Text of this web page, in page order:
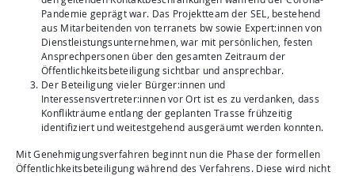
Pandemie geprägt war. Das Projektteam der SEL, bestehend
aus Mitarbeitenden von terranets bw sowie Expert:innen von
Dienstleistungsunternehmen, war mit persönlichen, festen
Ansprechpersonen über den gesamten Zeitraum der
Öffentlichkeitsbeteiligung sichtbar und ansprechbar.
Der Beteiligung vieler Bürger:innen und
Interessensvertreter:innen vor Ort ist es zu verdanken, dass
Konflikträume entlang der geplanten Trasse frühzeitig
identifiziert und weitestgehend ausgeräumt werden konnten.
Mit Genehmigungsverfahren beginnt nun die Phase der formellen
Öffentlichkeitsbeteiligung während des Verfahrens. Diese wird nicht